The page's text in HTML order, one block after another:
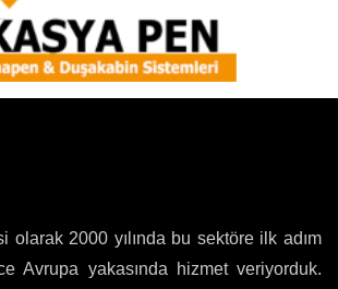
olarak 2000 yılında bu sektöre ilk adım
Avrupa yakasında hizmet veriyorduk.